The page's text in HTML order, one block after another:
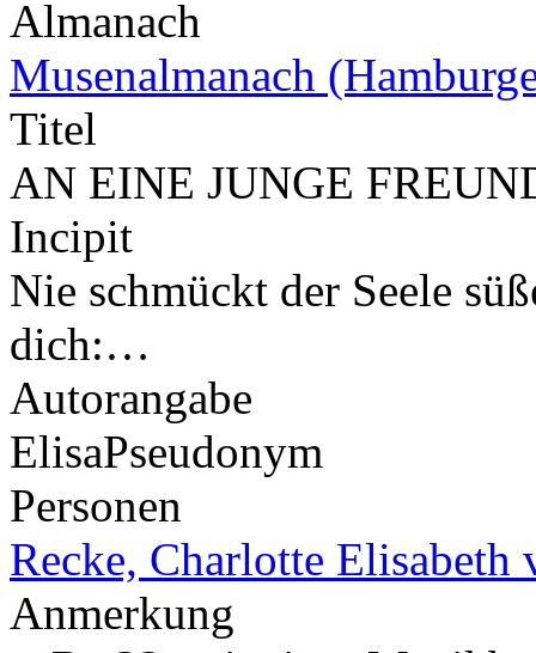
Almanach
Musenalmanach
Titel
AN EINE JUNGE
Incipit
Nie schmückt der Seele
dich:…
Autorangabe
ElisaPseudonym
Personen
Recke, Charlotte Elisabeth
Anmerkung